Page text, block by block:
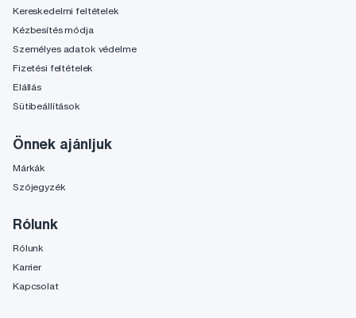
Kereskedelmi feltételek
Kézbesítés módja
Személyes adatok védelme
Fizetési feltételek
Elállás
Sütibeállítások
Önnek ajánljuk
Márkák
Szójegyzék
Rólunk
Rólunk
Karrier
Kapcsolat